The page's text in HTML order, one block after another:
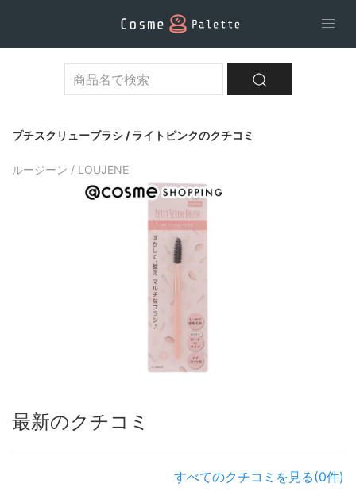
プチスクリューブラシ / ライトピンクのクチコミ
ルージーン / LOUJENE
最新のクチコミ
すべてのクチコミを見る(0件)